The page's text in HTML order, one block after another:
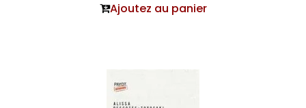
Ajoutez au panier